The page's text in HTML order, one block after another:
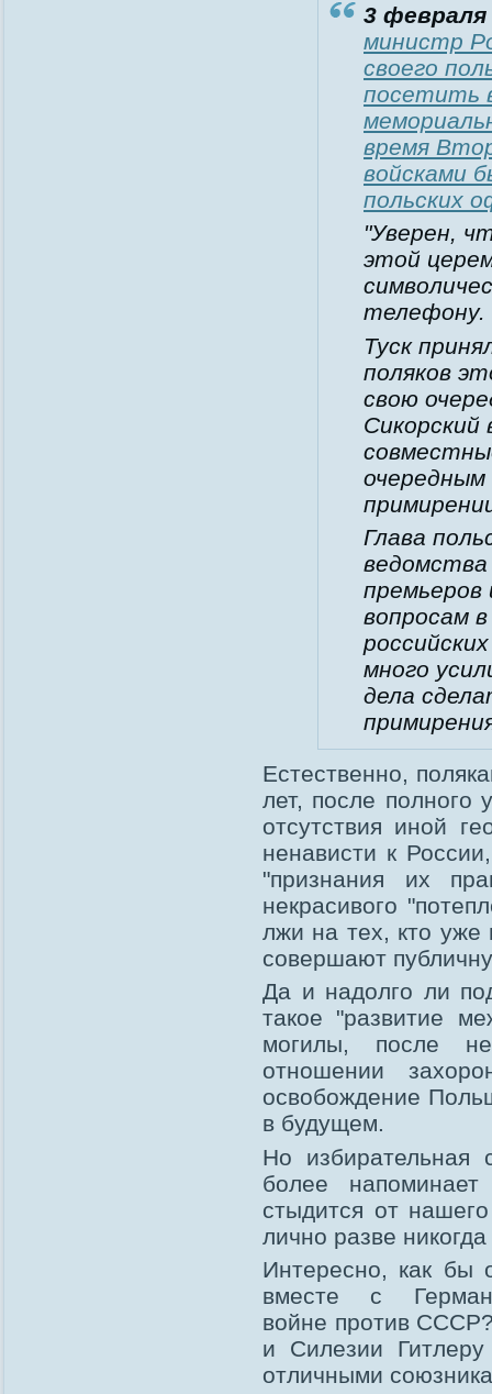
3 февраля
министр
своего
посетить
время
войсками
польских
"Уверен,
этой
телефону.
Туск
поляков
свою
очередным
Глава
премьеров
вопросам
много
дела
Естественно,
лет, после полного
отсутствия иной
ненависти к
"признания их
некрасивого
лжи на тех, кто уже
совершают
Да и надолго ли
такое "развитие
могилы, после
отношении
освобождение
в будущем.
Но избирательная
более
стыдится от
лично разве
Интересно, как бы
вместе с
войне против
и Силезии
отличными